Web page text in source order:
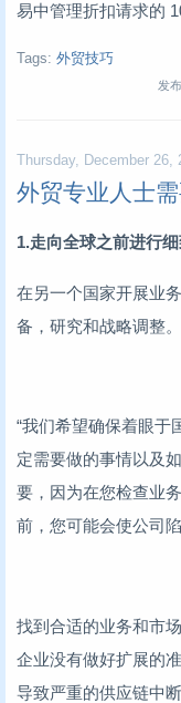
易中管理折扣请求的
Tags: 外贸技巧
发
Thursday, December 26,
外贸专业人士
1.走向全球之前进行
在另一个国家开展业
备，研究和战略调整。
“我们希望确保着眼于
定需要做的事情以及
要，因为在您检查业
前，您可能会使公司
找到合适的业务和市
企业没有做好扩展的
导致严重的供应链中